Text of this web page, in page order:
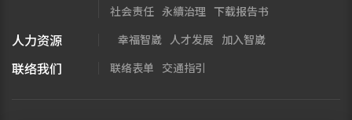
社会责任
永續治理 下载报告书
人力资源 幸福智崴 人才发展 加入智崴
联络我们 联络表单 交通指引